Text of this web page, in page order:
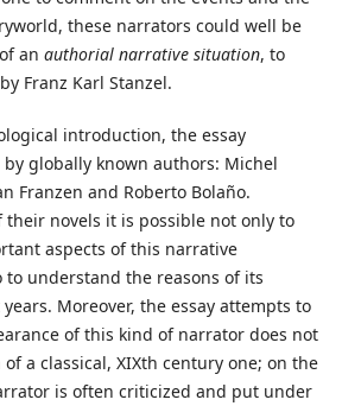
these narrators could well be
an authorial narrative situation, to
Franz Karl Stanzel.
introduction, the essay
globally known authors: Michel
Franzen and Roberto Bolaño.
novels it is possible not only to
aspects of this narrative
to understand the reasons of its
Moreover, the essay attempts to
of this kind of narrator does not
a classical, XIXth century one; on the
is often criticized and put under